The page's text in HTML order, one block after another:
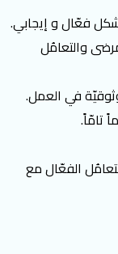
فعّال و إيجابي.
والتعامُل
في العمل.
تامّاً.
الفعّال مع